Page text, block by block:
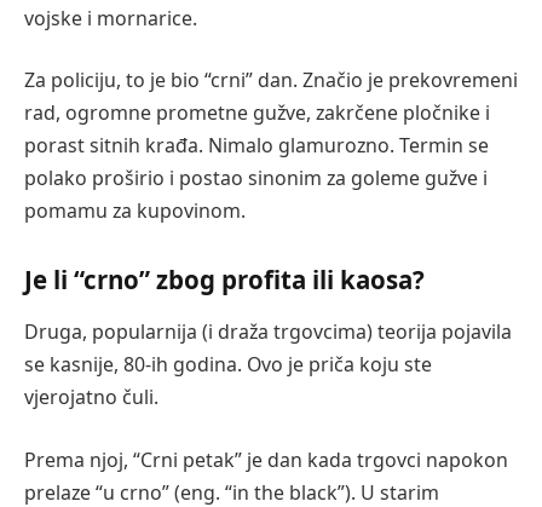
vojske i mornarice.
Za policiju, to je bio “crni” dan. Značio je prekovremeni
rad, ogromne prometne gužve, zakrčene pločnike i
porast sitnih krađa. Nimalo glamurozno. Termin se
polako proširio i postao sinonim za goleme gužve i
pomamu za kupovinom.
Je li “crno” zbog profita ili kaosa?
Druga, popularnija (i draža trgovcima) teorija pojavila
se kasnije, 80-ih godina. Ovo je priča koju ste
vjerojatno čuli.
Prema njoj, “Crni petak” je dan kada trgovci napokon
prelaze “u crno” (eng. “in the black”). U starim